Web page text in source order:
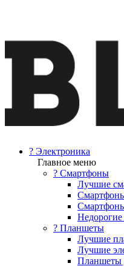
? Электроника
Главное меню
? Смартфоны
Лучшие
? Планшеты
Лучшие
Лучшие
Планшеты